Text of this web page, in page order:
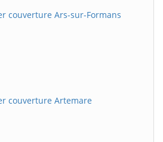
couverture Ars-sur-Formans
couverture Artemare